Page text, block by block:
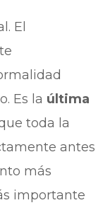
El
Es la última
toda la
antes
más
importante